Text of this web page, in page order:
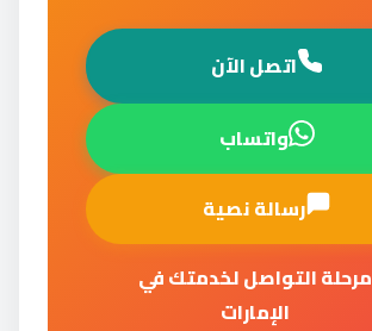
اتصل الآن
واتساب
رسالة نصية
مرحلة التواصل لخدمتك في
الإمارات